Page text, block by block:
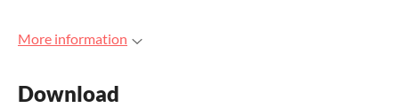
More information
Download